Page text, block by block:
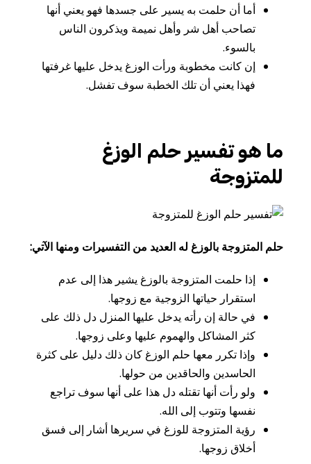
أما أنحلمتبهيسيرعلى جسدهافهو يعني أنها
تصاحب أهل شر وأهلنميمةويذكرونالناس
بالسوء.
إن
كانتمخطوبةورأتالوزغ يدخلعليها غرفتها
يعني أن تلك الخطبةسوفتفشل.
ما هو تفسير حلم الوزغ
للمتزوجة
حلم المتزوجة بالوزغ له العديد من التفسيرات ومنها الآتي:
إذا حلمتالمتزوجة بالوزغ يشيرهذا إلى عدم
استقرارحياتهاالزوجيةمعزوجها .
في حالة إنرأته يدخلعليها المنزلدل ذلك على
المشاكلوالهمومعليها وعلىزوجها .
وإذا تكرر معها حلم الوزغ كان ذلك دليل على كثرة
الحاسدينوالحاقدينمن حولها.
ولو رأت أنهاتقتلهدلهذا على أنها سوفتراجع
نفسهاوتتوبإلى الله .
رؤية
المتزوجة للوزغفي سريرها أشار إلى فسق
أخلاقزوجها .